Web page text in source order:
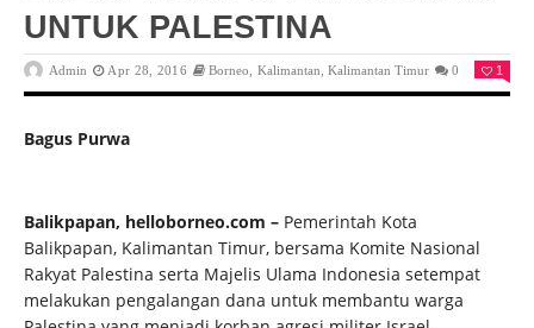
UNTUK PALESTINA
Admin Apr 28, 2016 Borneo, Kalimantan,Kalimantan Timur 0 1
Bagus Purwa
Balikpapan, helloborneo.com – Pemerintah Kota
Balikpapan, Kalimantan Timur, bersama Komite Nasional
Rakyat Palestina serta Majelis Ulama Indonesia setempat
melakukan pengalangan dana untuk membantu warga